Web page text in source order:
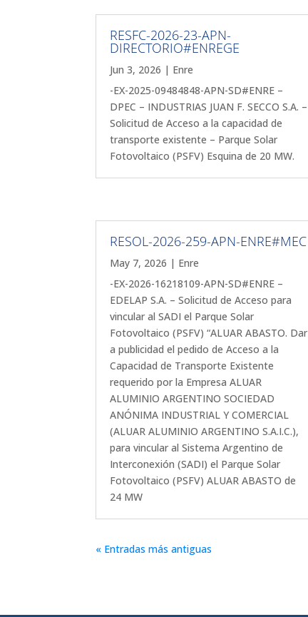
RESFC-2026-23-APN-
DIRECTORIO#ENREGE
Jun 3, 2026 | Enre
-EX-2025-09484848-APN-SD#ENRE –
DPEC – INDUSTRIAS JUAN F. SECCO S.A. –
Solicitud de Acceso a la capacidad de
transporte existente – Parque Solar
Fotovoltaico (PSFV) Esquina de 20 MW.
RESOL-2026-259-APN-ENRE#MEC
May 7, 2026 | Enre
-EX-2026-16218109-APN-SD#ENRE –
EDELAP S.A. – Solicitud de Acceso para
vincular al SADI el Parque Solar
Fotovoltaico (PSFV) “ALUAR ABASTO. Dar
a publicidad el pedido de Acceso a la
Capacidad de Transporte Existente
requerido por la Empresa ALUAR
ALUMINIO ARGENTINO SOCIEDAD
ANÓNIMA INDUSTRIAL Y COMERCIAL
(ALUAR ALUMINIO ARGENTINO S.A.I.C.),
para vincular al Sistema Argentino de
Interconexión (SADI) el Parque Solar
Fotovoltaico (PSFV) ALUAR ABASTO de
24 MW
« Entradas más antiguas